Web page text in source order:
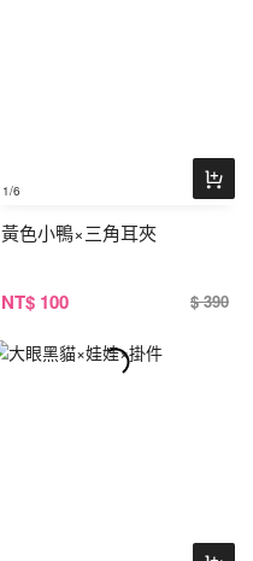
1/6
黃色小鴨×三角耳夾
NT$ 100 $ 390